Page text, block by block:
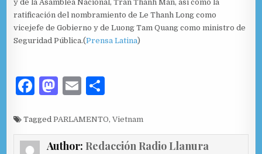
y de la Asamblea Nacional, Tran Thanh Man, así como la
ratificación del nombramiento de Le Thanh Long como
vicejefe de Gobierno y de Luong Tam Quang como ministro de
Seguridad Pública.(Prensa Latina)
F
c
e
M
to
d
E
ai
l
m
p
TaggedPARLAMENTO,Vietnam
Author: Redacción Radio Llanura